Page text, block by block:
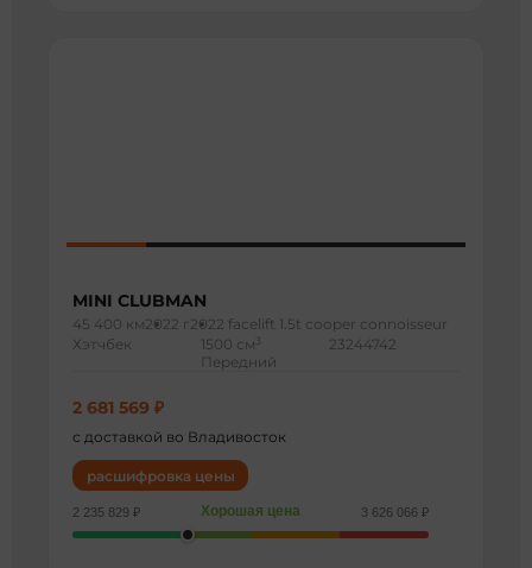
MINI CLUBMAN
45 400 км2022 г 2022 facelift 1.5t cooper connoisseur
Хэтчбек
1500 см 3
Передний
23244742
2 681 569 ₽
с доставкой во Владивосток
расшифровка цены
2 235 829 ₽ Хорошая цена 3 626 066 ₽